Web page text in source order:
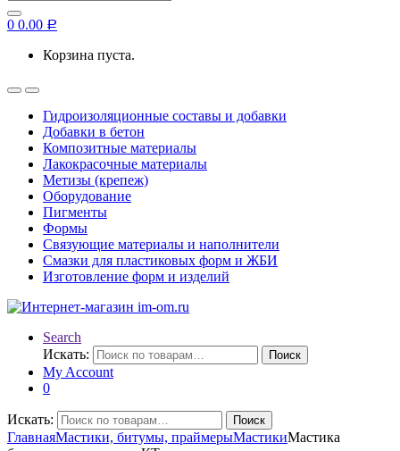
0 0.00 Р
Корзина пуста.
Гидроизоляционные составы и добавки
Добавки в бетон
Композитные материалы
Лакокрасочные материалы
Метизы (крепеж)
Оборудование
Пигменты
Формы
Связующие материалы и наполнители
Смазки для пластиковых форм и ЖБИ
Изготовление форм и изделий
Search
Искать:
Поиск
My Account
0
Искать: Поиск
ГлавнаяМастики, битумы, праймерыМастикиМастика